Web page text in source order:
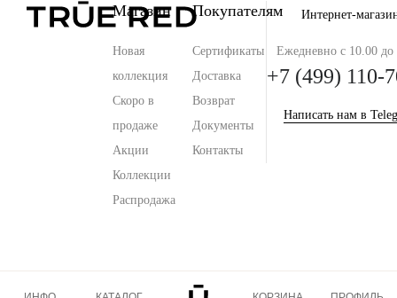
Магазин
Новая
коллекция
Скоро в
продаже
Акции
Коллекции
Распродажа
Покупателям
Сертификаты
Доставка
Возврат
Документы
Контакты
Интернет-
Ежедневно с 10.00 до
+7 (499) 110-
Написать нам в